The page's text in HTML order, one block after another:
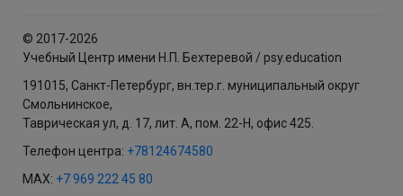
© 2017-2026
Учебный Центр имени Н.П. Бехтеревой / psy.education
191015, Санкт-Петербург, вн.тер.г. муниципальный округ
Смольнинское,
Таврическая ул, д. 17, лит. А, пом. 22-Н, офис 425.
Телефон центра: +78124674580
MAX: +7 969 222 45 80